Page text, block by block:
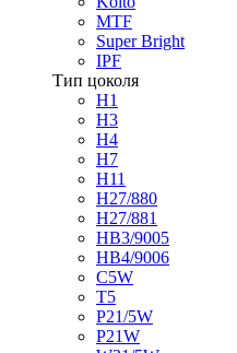
MTF
Super Bright
IPF
Тип цоколя
H1
H3
H4
H7
H11
H27/880
H27/881
HB3/9005
HB4/9006
C5W
T5
P21/5W
P21W